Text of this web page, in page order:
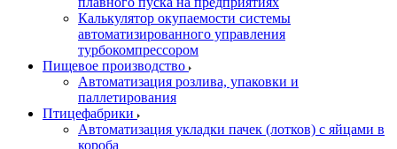
Калькулятор окупаемости системы
автоматизированного управления
турбокомпрессором
Пищевое производство
Автоматизация розлива, упаковки и
паллетирования
Птицефабрики
Автоматизация укладки пачек (лотков) с яйцами в
короба